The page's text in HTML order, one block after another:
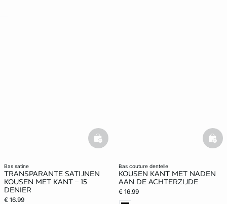
bas satine
TRANSPARANTE SATIJNEN
KOUSEN MET KANT – 15
DENIER
€ 16.99
basketfull
bas couture dentelle
KOUSEN KANT MET NADEN
AAN DE ACHTERZIJDE
€ 16.99